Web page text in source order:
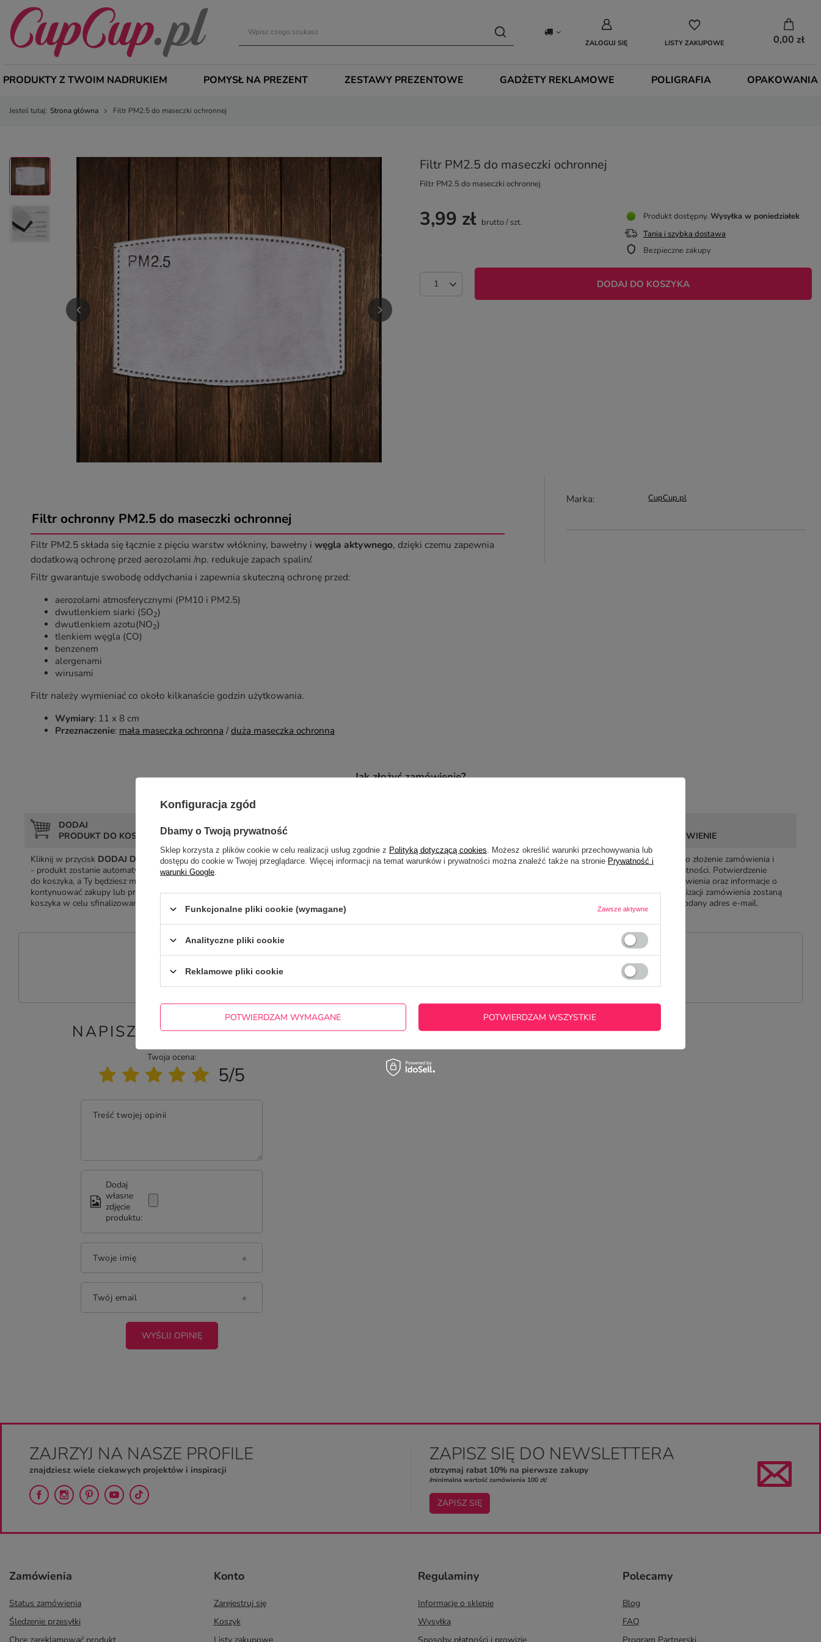
ZALOGUJ SIĘ LISTY ZAKUPOWE 0,00 zł
PRODUKTY Z TWOIM NADRUKIEM POMYSŁ NA PREZENT ZESTAWY PREZENTOWE GADŻETY REKLAMOWE POLIGRAFIA OPAKOWANIA
Jesteś tutaj: Strona główna Filtr PM2.5 do maseczki ochronnej
Filtr PM2.5 do maseczki ochronnej
Filtr PM2.5 do maseczki ochronnej
3,99 zł brutto/ szt.
DODAJ DO KOSZYKA
Produkt dostępny Wysyłka w poniedziałek
Tania i szybka dostawa
Bezpieczne zakupy
Filtr ochronny PM2.5 do maseczki ochronnej
Filtr PM2.5 składa się łącznie z pięciu warstw włókniny, bawełny i węgla aktywnego, dzięki czemu zapewnia
dodatkową ochronę przed aerozolami /np. redukuje zapach spalin/.
Filtr gwarantuje swobodę oddychania i zapewnia skuteczną ochronę przed:
aerozolami atmosferycznymi (PM10 i PM2.5)
dwutlenkiem siarki (SO2)
dwutlenkiem azotu(NO2)
tlenkiem węgla (CO)
benzenem
alergenami
wirusami
Filtr należy wymieniać co około kilkanaście godzin użytkowania.
Wymiary: 11 x 8 cm
Przeznaczenie: mała maseczka ochronna /duża maseczka ochronna
Marka CupCup.pl
Jak złożyć zamówienie?
DODAJ
PRODUKT DO KOSZYKA
Kliknij w przycisk DODAJ DO KOSZYKA
- produkt zostanie automatycznie dodany
do koszyka, a Ty będziesz mógł dalej
kontynuować zakupy lub przejść do
koszyka w celu sfinalizowania transakcji.
DODAJ PLIKI I UWAGI
DO ZAMÓWIENIA
W koszyku możesz dodać projekt, który
rabatem ilościowym, przeliczyć wartość
zamówienia.
Kolejny krok złożenia zamówienia to
ZAMÓWIENIE
Ostatni krok to złożenie zamówienia i
dokonanie płatności. Potwierdzenie
złożenia zamówienia oraz informacje o
przebiegu realizacji zamówienia zostaną
wysłane na podany adres e-mail.
Zadaj pytanie a my odpowiemy niezwłocznie, najciekawsze pytania i odpowiedzi publikując dla
NAPISZ SWOJĄ OPINIĘ
Twoja ocena:
5/5
Treść twojej opinii
Dodaj
własne
zdjęcie
produktu:
Twoje imię
Twój email
WYŚLIJ OPINIĘ
ZAJRZYJ NA NASZE PROFILE
znajdziesz wiele ciekawych projektów i inspiracji
ZAPISZ SIĘ DO NEWSLETTERA
otrzymaj rabat 10% na pierwsze zakupy
/minimalna wartość zamówienia 100 zł/
ZAPISZ SIĘ
Zamówienia
Status zamówienia
Śledzenie przesyłki
Konto
Zarejestruj się
Koszyk
Regulaminy
Informacje o sklepie
Wysyłka
Polecamy
Blog
FAQ
Konfiguracja zgód
Dbamy o Twoją prywatność
Sklep korzysta z plików cookie w celu realizacji usług zgodnie z Polityką dotyczącą cookies . Możesz określić warunki przechowywania lub
dostępu do cookie w Twojej przeglądarce. Więcej informacji na temat warunków i prywatności można znaleźć także na stronie Prywatność i
warunki Google
Funkcjonalne pliki cookie (wymagane) Zawsze aktywne
Analityczne pliki cookie
Reklamowe pliki cookie
POTWIERDZAM WYMAGANE POTWIERDZAM WSZYSTKIE